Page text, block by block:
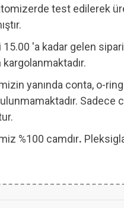
test edilerek
15.00 'a kadar gelen
kargolanmaktadır.
yanında conta, o-ring
Sadece
%100 camdır.